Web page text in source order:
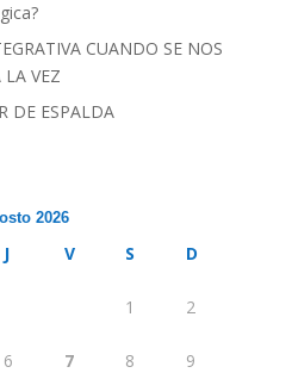
CUANDO SE NOS
LA VEZ
DE ESPALDA
2026
J V S D
1 2
6 7 8 9